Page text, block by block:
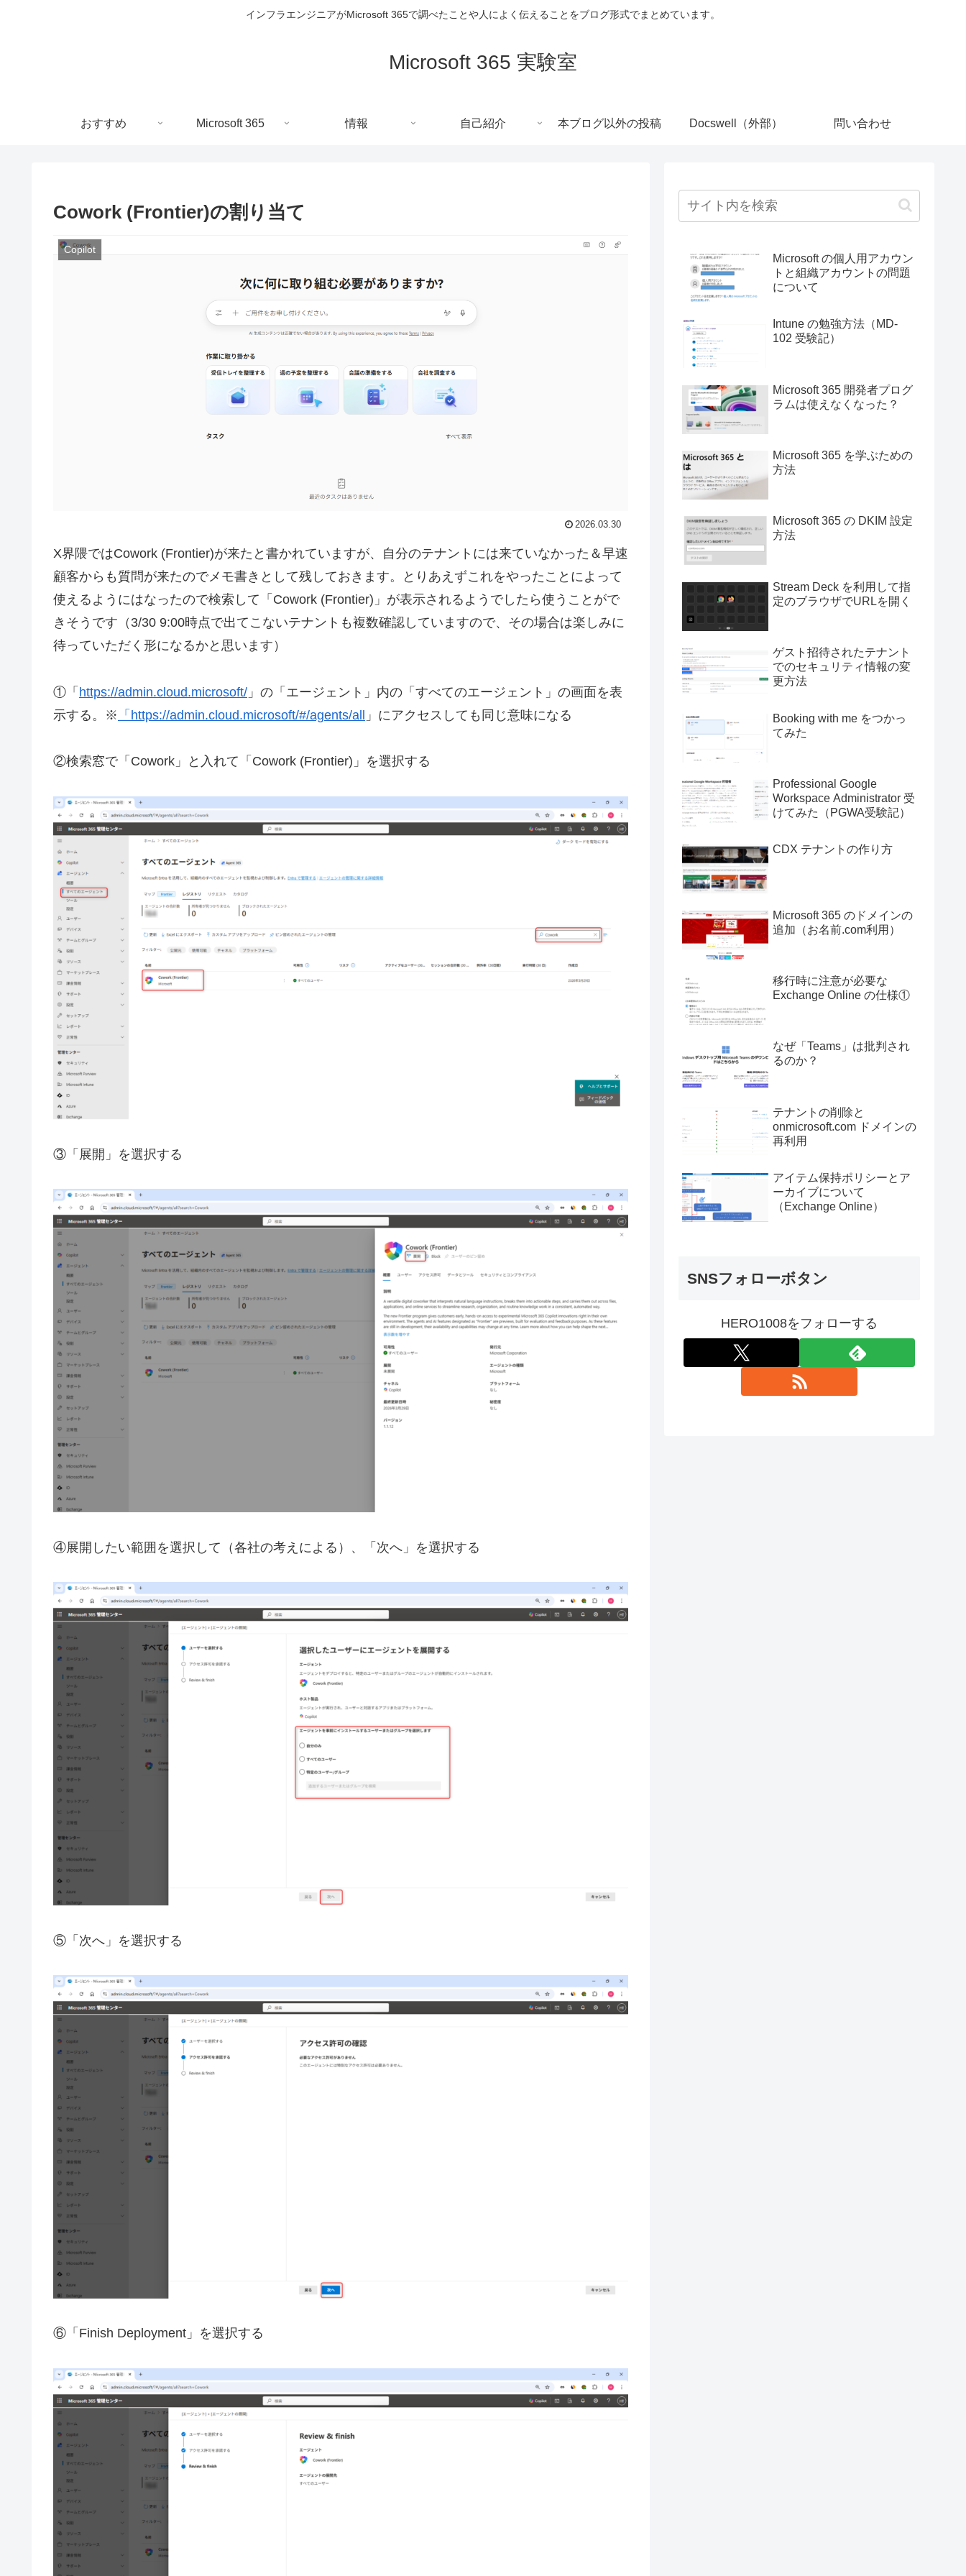
インフラエンジニアがMicrosoft 365で調べたことや人によく伝えることをブログ形式でまとめています。
Microsoft 365 実験室
おすすめ Microsoft 365 情報 自己紹介 本ブログ以外の投稿 Docswell（外部） 問い合わせ
Cowork (Frontier)の割り当て
Copilot
2026.03.30
X界隈ではCowork (Frontier)が来たと書かれていますが、自分のテナントには来ていなかった＆早速
顧客からも質問が来たのでメモ書きとして残しておきます。とりあえずこれをやったことによって
使えるようにはなったので検索して「Cowork (Frontier)」が表示されるようでしたら使うことがで
きそうです（3/30 9:00時点で出てこないテナントも複数確認していますので、その場合は楽しみに
待っていただく形になるかと思います）
①「 https://admin.cloud.microsoft/ 」の「エージェント」内の「すべてのエージェント」の画面を表
示する。※ 「https://admin.cloud.microsoft/#/agents/all 」にアクセスしても同じ意味になる
②検索窓で「Cowork」と入れて「Cowork (Frontier)」を選択する
③「展開」を選択する
④展開したい範囲を選択して（各社の考えによる）、「次へ」を選択する
⑤「次へ」を選択する
⑥「Finish Deployment」を選択する
Microsoft の個人用アカウン
トと組織アカウントの問題
について
Intune の勉強方法（MD-
102 受験記）
Microsoft 365 開発者プログ
ラムは使えなくなった？
Microsoft 365 を学ぶための
方法
Microsoft 365 の DKIM 設定
方法
Stream Deck を利用して指
定のブラウザでURLを開く
ゲスト招待されたテナント
でのセキュリティ情報の変
更方法
Booking with me をつかっ
てみた
Professional Google
Workspace Administrator 受
けてみた（PGWA受験記）
CDX テナントの作り方
Microsoft 365 のドメインの
追加（お名前.com利用）
移行時に注意が必要な
Exchange Online の仕様①
なぜ「Teams」は批判され
るのか？
テナントの削除と
onmicrosoft.com ドメインの
再利用
アイテム保持ポリシーとア
ーカイブについて
（Exchange Online）
SNSフォローボタン
HERO1008をフォローする